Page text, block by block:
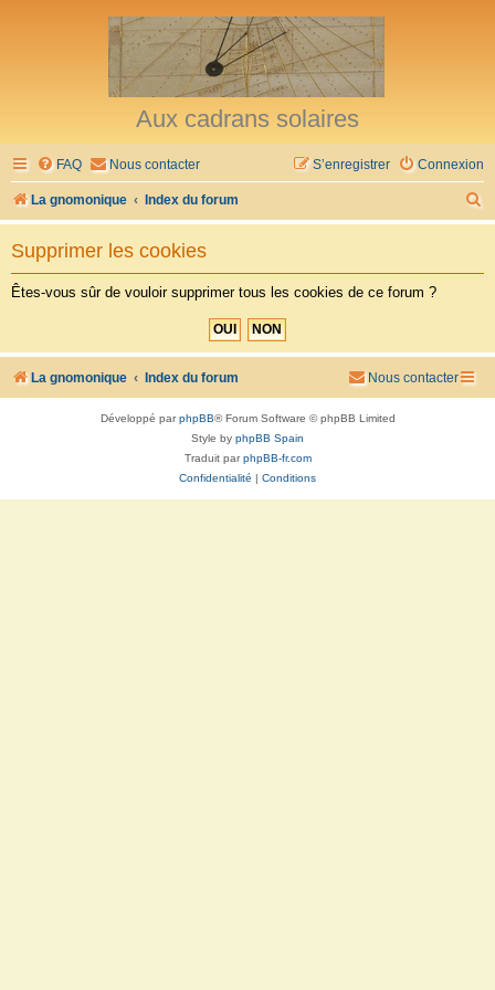
Aux cadrans solaires
FAQ Nous contacter Connexion
S’enregistrer
La gnomonique Index du forum
e
h
Supprimer les cookies
Êtes-vous sûr de vouloir supprimer tous les cookies de ce forum ?
La gnomonique Index du forum Nous contacter
Développé parphpBB® Forum Software © phpBB Limited
Style by phpBB Spain
Traduit parphpBB-fr.com
Confidentialité | Conditions